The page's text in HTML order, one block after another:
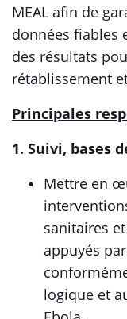
MEAL afin de
données fiables
des résultats
rétablissement
Principales
1. Suivi, bases
Mettre en
sanitaires
appuyés
logique et